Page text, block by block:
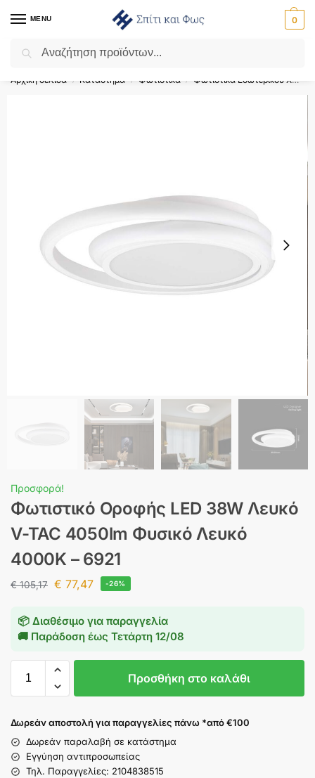
MENU 0
Flash Sale ⚡ 10% Έκπτωση με τον κωδικό ‘SPRING’!
Αρχική σελίδα / Κατάστημα / Φωτιστικά / Φωτιστικά Εσωτερικού Χώρου
Προσφορά!
Φωτιστικό Οροφής LED 38W Λευκό
V-TAC 4050lm Φυσικό Λευκό
4000K – 6921
€105,17 € 77,47 -26%
📦 Διαθέσιμο για παραγγελία
🚚 Παράδοση έως Τετάρτη 12/08
Προσθήκη στο καλάθι
Δωρεάν αποστολή για παραγγελίες πάνω *από €100
Δωρεάν παραλαβή σε κατάστημα
Εγγύηση αντιπροσωπείας
Τηλ. Παραγγελίες: 2104838515